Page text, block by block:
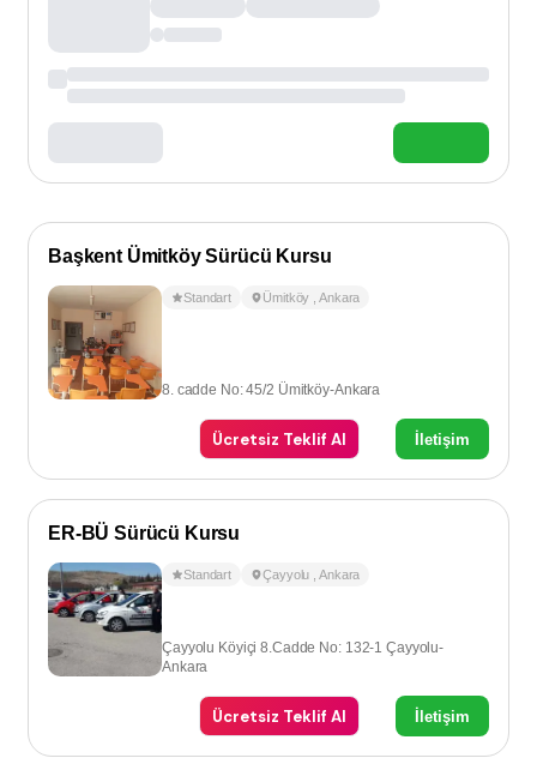
Başkent Ümitköy Sürücü Kursu
Standart Ümitköy ,Ankara
8. cadde No: 45/2 Ümitköy-Ankara
Ücretsiz Teklif Al İletişim
ER-BÜ Sürücü Kursu
Standart Çayyolu ,Ankara
Çayyolu Köyiçi 8.Cadde No: 132-1 Çayyolu-
Ankara
Ücretsiz Teklif Al İletişim